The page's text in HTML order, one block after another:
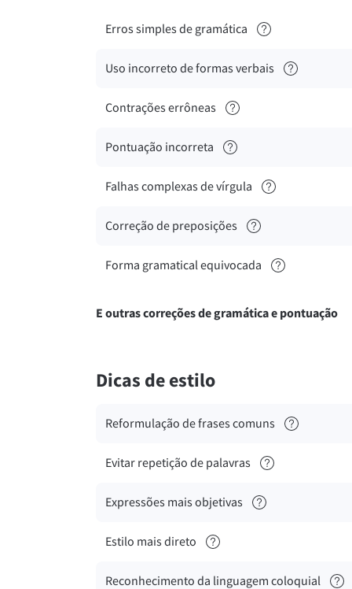
Erros simples de gramática
Uso incorreto de formas verbais
Contrações errôneas
Pontuação incorreta
Falhas complexas de vírgula
Correção de preposições
Forma gramatical equivocada
E outras correções de gramática e pontuação
Dicas de estilo
Reformulação de frases comuns
Evitar repetição de palavras
Expressões mais objetivas
Estilo mais direto
Reconhecimento da linguagem coloquial